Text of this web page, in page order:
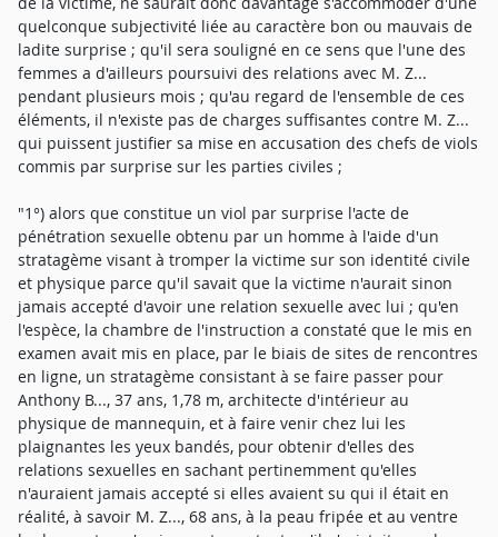
quelconque subjectivité liée au caractère bon ou mauvais de
ladite surprise ; qu'il sera souligné en ce sens que l'une des
femmes a d'ailleurs poursuivi des relations avec M. Z...
pendant plusieurs mois ; qu'au regard de l'ensemble de ces
éléments, il n'existe pas de charges suffisantes contre M. Z...
qui puissent justifier sa mise en accusation des chefs de viols
commis par surprise sur les parties civiles ;
"1°) alors que constitue un viol par surprise l'acte de
pénétration sexuelle obtenu par un homme à l'aide d'un
stratagème visant à tromper la victime sur son identité civile
et physique parce qu'il savait que la victime n'aurait sinon
jamais accepté d'avoir une relation sexuelle avec lui ; qu'en
l'espèce, la chambre de l'instruction a constaté que le mis en
examen avait mis en place, par le biais de sites de rencontres
en ligne, un stratagème consistant à se faire passer pour
Anthony B..., 37 ans, 1,78 m, architecte d'intérieur au
physique de mannequin, et à faire venir chez lui les
plaignantes les yeux bandés, pour obtenir d'elles des
relations sexuelles en sachant pertinemment qu'elles
n'auraient jamais accepté si elles avaient su qui il était en
réalité, à savoir M. Z..., 68 ans, à la peau fripée et au ventre